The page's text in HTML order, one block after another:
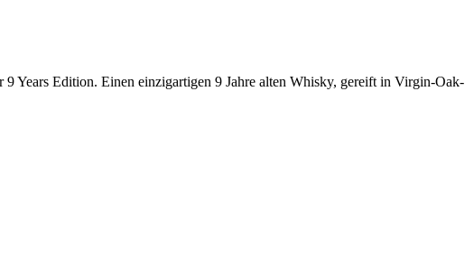
Years Edition. Einen einzigartigen 9 Jahre alten Whisky, gereift in Virgin-Oak-